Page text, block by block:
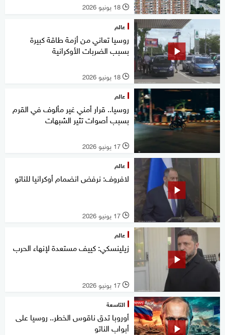
l 18 يونيو 2026
عالم
روسيا تعاني من أزمة طاقة كبيرة
بسبب الضربات الأوكرانية
l 18 يونيو 2026
عالم
روسيا.. قرار أمني غير مألوف في القرم
بسبب أصوات تثير الشبهات
l 17 يونيو 2026
عالم
لافروف: نرفض انضمام أوكرانيا للناتو
l 17 يونيو 2026
عالم
زيلينسكي: كييف مستعدة لإنهاء الحرب
l 17 يونيو 2026
التاسعة
أوروبا تدق ناقوس الخطر.. روسيا على
أبواب الناتو